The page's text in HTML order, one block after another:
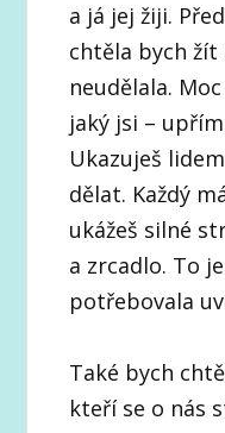
a já jej žiji.
chtěla bych
neudělala.
jaký jsi –
Ukazuješ
dělat. Každý
ukážeš silné
a zrcadlo. To
potřebovala
Také bych
kteří se o nás